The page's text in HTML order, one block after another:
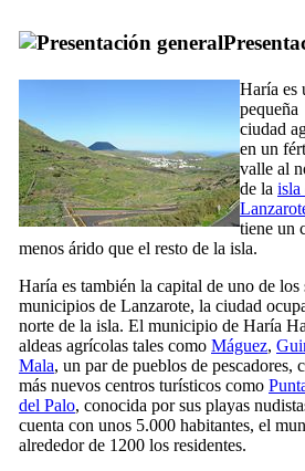
Haría es
pequeña
ciudad
en un
valle al
de la isla
tiene un
menos árido que el resto de la isla.
Haría es también la capital de uno de los
municipios de Lanzarote, la ciudad
norte de la isla. El municipio de Haría
aldeas agrícolas tales como Máguez,
Mala, un par de pueblos de pescadores,
más nuevos centros turísticos como
del Palo, conocida por sus playas
cuenta con unos 5.000 habitantes, el
alrededor de 1200 los residentes.